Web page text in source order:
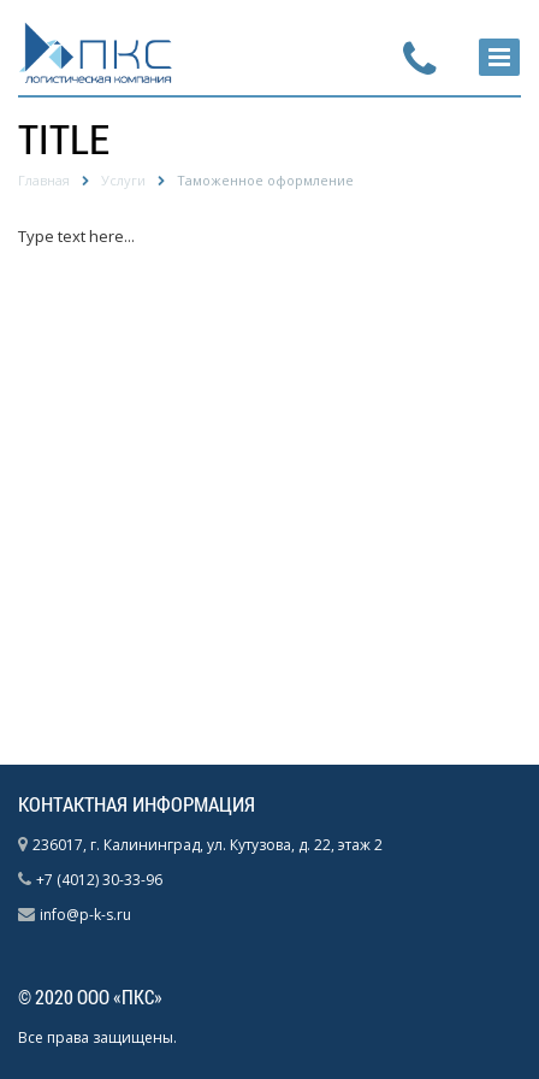
TITLE
Главная Услуги Таможенное оформление
Type text here...
КОНТАКТНАЯ ИНФОРМАЦИЯ
236017, г. Калининград, ул. Кутузова, д. 22, этаж 2
+7 (4012) 30-33-96
info@p-k-s.ru
© 2020 ООО «ПКС»
Все права защищены.